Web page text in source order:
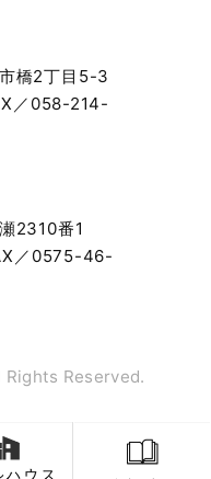
橋2丁目5-3
／058-214-
2310番1
／0575-46-
Rights Reserved.